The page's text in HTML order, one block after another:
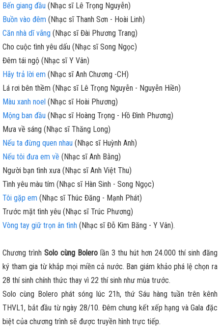
Bến giang đầu (Nhạc sĩ Lê Trọng Nguyễn)
Buồn vào đêm (Nhạc sĩ Thanh Sơn - Hoài Linh)
Căn nhà dĩ vãng (Nhạc sĩ Đài Phương Trang)
Cho cuộc tình yêu dấu (Nhạc sĩ Song Ngọc)
Đêm tái ngộ (Nhạc sĩ Y Vân)
Hãy trả lời em (Nhạc sĩ Anh Chương -CH)
Lá rơi bên thềm (Nhạc sĩ Lê Trọng Nguyễn - Nguyễn Hiền)
Màu xanh noel (Nhạc sĩ Hoài Phương)
Mộng ban đầu (Nhạc sĩ Hoàng Trọng - Hồ Đình Phương)
Mưa về sáng (Nhạc sĩ Thăng Long)
Nếu ta đừng quen nhau (Nhạc sĩ Huỳnh Anh)
Nếu tôi đưa em về (Nhạc sĩ Anh Bằng)
Người bạn tình xưa (Nhạc sĩ Anh Việt Thu)
Tình yêu màu tím (Nhạc sĩ Hàn Sinh - Song Ngọc)
Tôi gặp em (Nhạc sĩ Thúc Đăng - Mạnh Phát)
Trước mặt tình yêu (Nhạc sĩ Trúc Phương)
Vòng tay giữ trọn ân tình (Nhạc sĩ Đỗ Kim Băng - Y Vân).
Chương trình Solo cùng Bolero lần 3 thu hút hơn 24.000 thí sinh đăng
ký tham gia từ khắp mọi miền cả nước. Ban giám khảo phá lệ chọn ra
28 thí sinh chính thức thay vì 22 thí sinh như mùa trước.
Solo cùng Bolero phát sóng lúc 21h, thứ Sáu hàng tuần trên kênh
THVL1, bắt đầu từ ngày 28/10. Đêm chung kết xếp hạng và Gala đặc
biệt của chương trình sẽ được truyền hình trực tiếp.